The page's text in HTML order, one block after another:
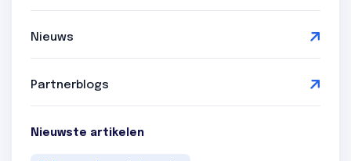
Nieuws
Partnerblogs
Nieuwste artikelen